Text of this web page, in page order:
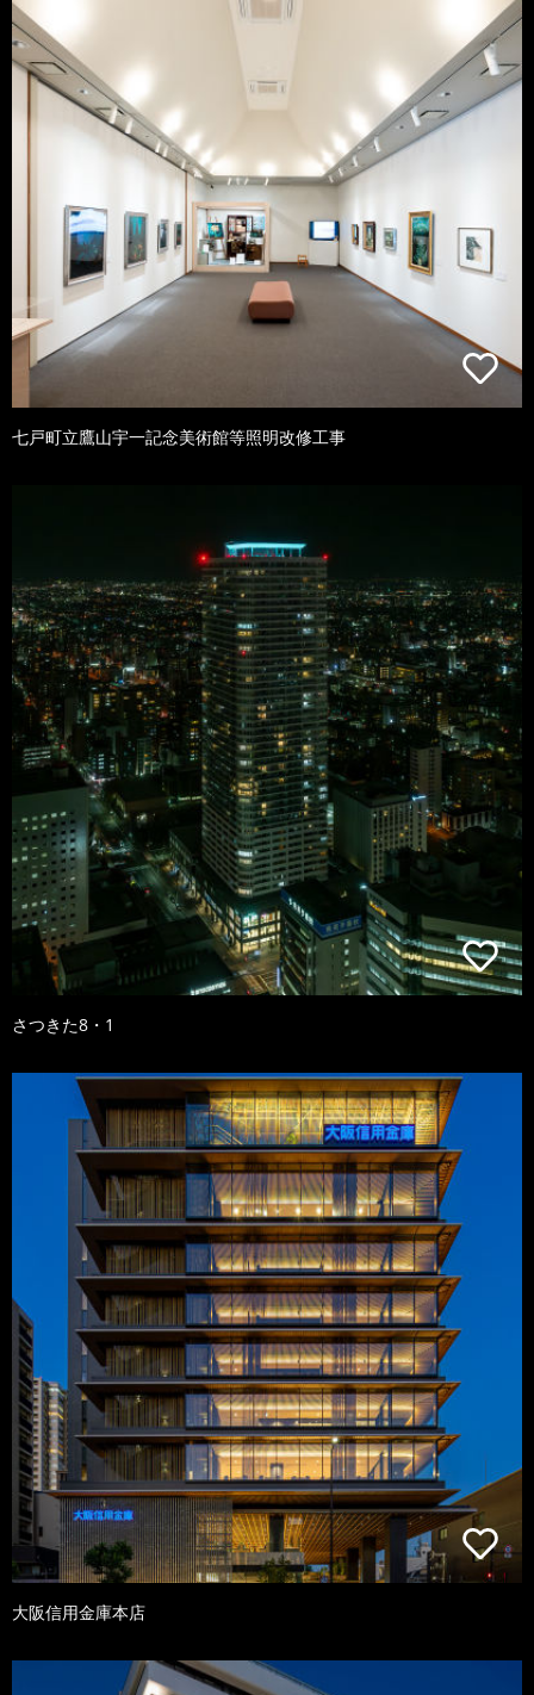
七戸町立鷹山宇一記念美術館等照明改修工事
さつきた8・1
大阪信用金庫本店